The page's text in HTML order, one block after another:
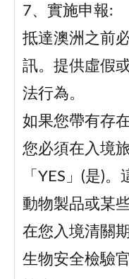
7、實施申報:
抵達澳洲之前
訊。提供虛假
法行為。
如果您帶有存
您必須在入境
「YES」(是)
動物製品或某
在您入境清關
生物安全檢驗